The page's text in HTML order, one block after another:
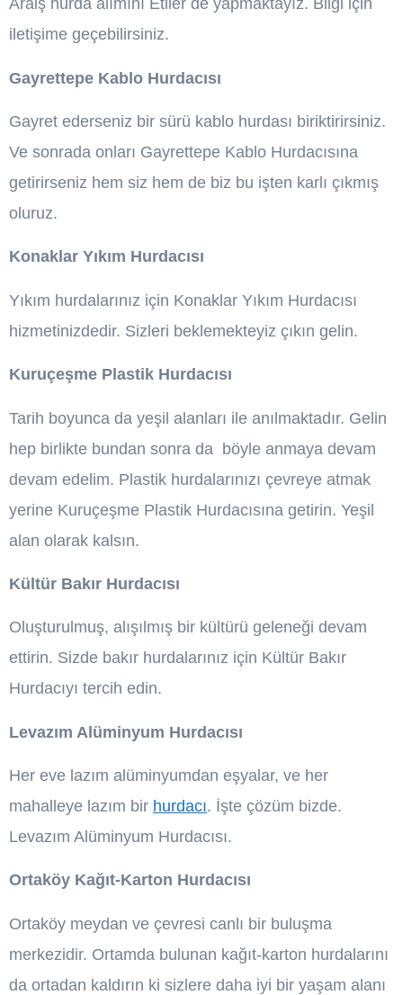
Araiş hurda alımını Etiler de yapmaktayız. Bilgi için
iletişime geçebilirsiniz.
Gayrettepe Kablo Hurdacısı
Gayret ederseniz bir sürü kablo hurdası biriktirirsiniz.
Ve sonrada onları Gayrettepe Kablo Hurdacısına
getirirseniz hem siz hem de biz bu işten karlı çıkmış
oluruz.
Konaklar Yıkım Hurdacısı
Yıkım hurdalarınız için Konaklar Yıkım Hurdacısı
hizmetinizdedir. Sizleri beklemekteyiz çıkın gelin.
Kuruçeşme Plastik Hurdacısı
Tarih boyunca da yeşil alanları ile anılmaktadır. Gelin
hep birlikte bundan sonra da böyle anmaya devam
devam edelim. Plastik hurdalarınızı çevreye atmak
yerine Kuruçeşme Plastik Hurdacısına getirin. Yeşil
alan olarak kalsın.
Kültür Bakır Hurdacısı
Oluşturulmuş, alışılmış bir kültürü geleneği devam
ettirin. Sizde bakır hurdalarınız için Kültür Bakır
Hurdacıyı tercih edin.
Levazım Alüminyum Hurdacısı
Her eve lazım alüminyumdan eşyalar, ve her
mahalleye lazım bir hurdacı. İşte çözüm bizde.
Levazım Alüminyum Hurdacısı.
Ortaköy Kağıt-Karton Hurdacısı
Ortaköy meydan ve çevresi canlı bir buluşma
merkezidir. Ortamda bulunan kağıt-karton hurdalarını
da ortadan kaldırın ki sizlere daha iyi bir yaşam alanı